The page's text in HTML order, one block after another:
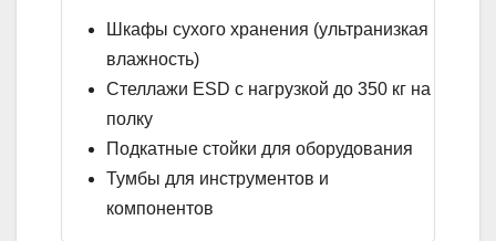
Шкафы сухого хранения (ультранизкая
влажность)
Стеллажи ESD с нагрузкой до 350 кг на
полку
Подкатные стойки для оборудования
Тумбы для инструментов и
компонентов